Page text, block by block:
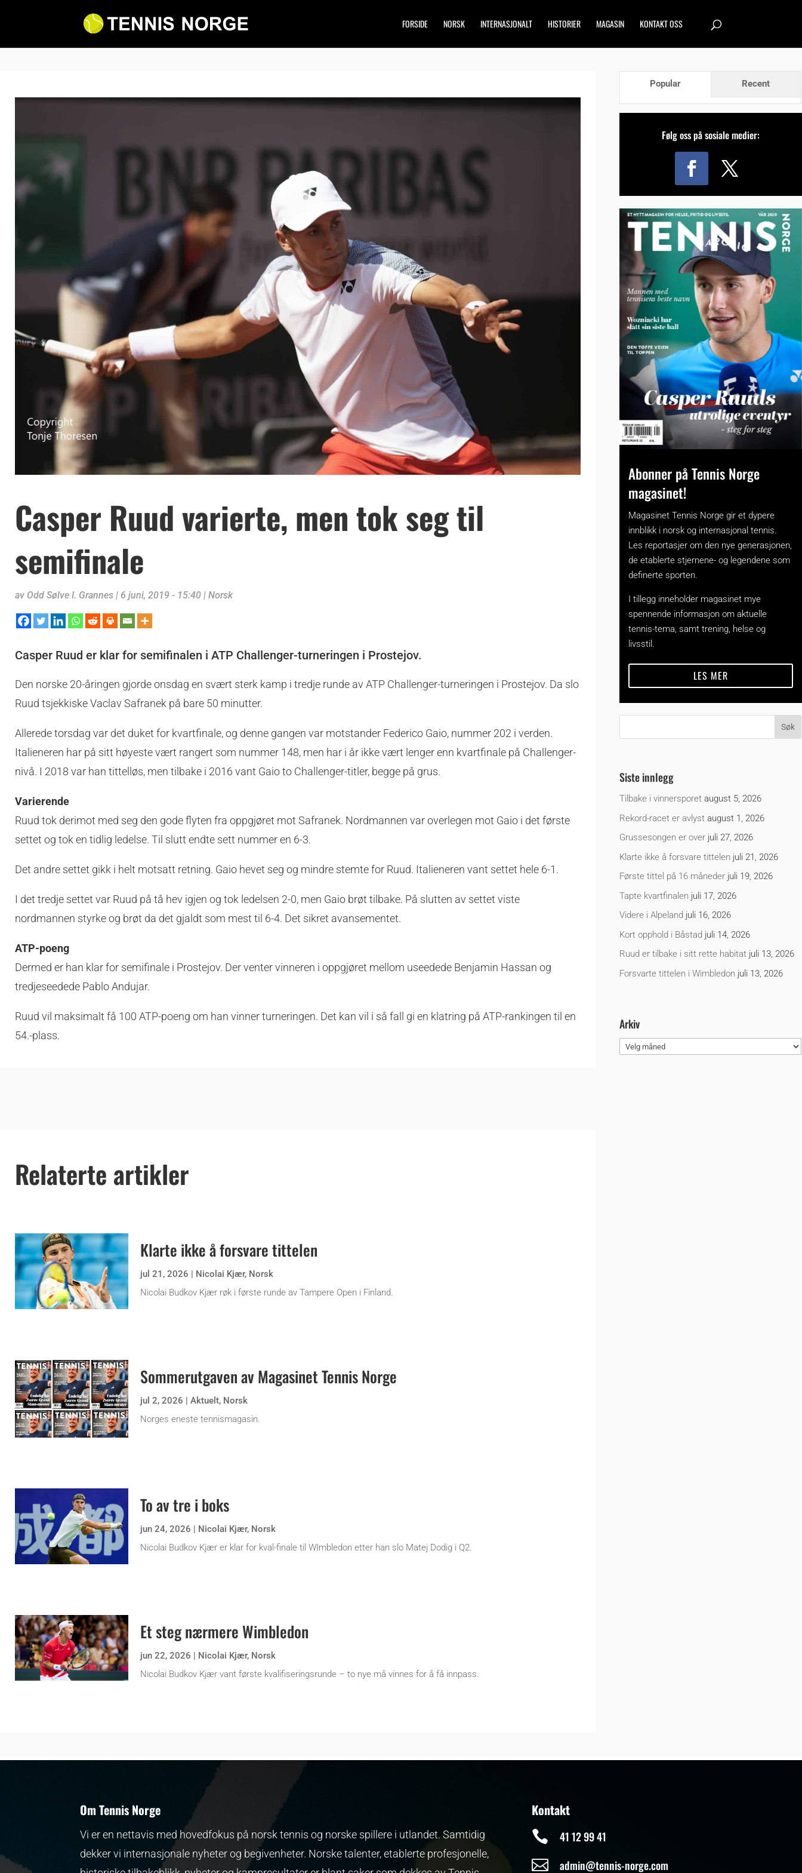
FORSIDE NORSK INTERNASJONALT HISTORIER MAGASIN KONTAKT OSS
Casper Ruud varierte, men tok seg til
semifinale
av Odd Sølve I. Grannes | 6 juni, 2019 - 15:40 | Norsk
Casper Ruud er klar for semifinalen i ATP Challenger-turneringen i Prostejov.
Den norske 20-åringen gjorde onsdag en svært sterk kamp i tredje runde av ATP Challenger-turneringen i Prostejov. Da slo
Ruud tsjekkiske Vaclav Safranek på bare 50 minutter.
Allerede torsdag var det duket for kvartfinale, og denne gangen var motstander Federico Gaio, nummer 202 i verden.
Italieneren har på sitt høyeste vært rangert som nummer 148, men har i år ikke vært lenger enn kvartfinale på Challenger-
nivå. I 2018 var han tittelløs, men tilbake i 2016 vant Gaio to Challenger-titler, begge på grus.
Varierende
Ruud tok derimot med seg den gode flyten fra oppgjøret mot Safranek. Nordmannen var overlegen mot Gaio i det første
settet og tok en tidlig ledelse. Til slutt endte sett nummer en 6-3.
Det andre settet gikk i helt motsatt retning. Gaio hevet seg og mindre stemte for Ruud. Italieneren vant settet hele 6-1.
I det tredje settet var Ruud på tå hev igjen og tok ledelsen 2-0, men Gaio brøt tilbake. På slutten av settet viste
nordmannen styrke og brøt da det gjaldt som mest til 6-4. Det sikret avansementet.
ATP-poeng
Dermed er han klar for semifinale i Prostejov. Der venter vinneren i oppgjøret mellom useedede Benjamin Hassan og
tredjeseedede Pablo Andujar.
Ruud vil maksimalt få 100 ATP-poeng om han vinner turneringen. Det kan vil i så fall gi en klatring på ATP-rankingen til en
54.-plass.
Relaterte artikler
Klarte ikke å forsvare tittelen
jul 21, 2026 | Nicolai Kjær, Norsk
Nicolai Budkov Kjær røk i første runde av Tampere Open i Finland.
Sommerutgaven av Magasinet Tennis Norge
jul 2, 2026 | Aktuelt, Norsk
Norges eneste tennismagasin.
To av tre i boks
jun 24, 2026 Nicolai Kjær, Norsk
Nicolai Budkov Kjær er klar for kval-finale til WImbledon etter han slo Matej Dodig i Q2.
Et steg nærmere Wimbledon
jun 22, 2026 | Nicolai Kjær, Norsk
Nicolai Budkov Kjær vant første kvalifiseringsrunde – to nye må vinnes for å få innpass.
Popular Recent
Følg oss på sosiale medier:
Abonner på Tennis Norge
magasinet!
Magasinet Tennis Norge gir et dypere
innblikk i norsk og internasjonal tennis.
Les reportasjer om den nye generasjonen,
de etablerte stjernene- og legendene som
definerte sporten.
I tillegg inneholder magasinet mye
spennende informasjon om aktuelle
tennis-tema, samt trening, helse og
livsstil.
LES MER
Siste innlegg
Tilbake i vinnersporet august 5, 2026
Rekord-racet er avlyst august 1, 2026
Grussesongen er over juli 27, 2026
Klarte ikke å forsvare tittelen juli 21, 2026
Første tittel på 16 måneder juli 19, 2026
Tapte kvartfinalen juli 17, 2026
Videre i Alpeland juli 16, 2026
Kort opphold i Båstad juli 14, 2026
Ruud er tilbake i sitt rette habitat juli 13, 2026
Forsvarte tittelen i Wimbledon juli 13, 2026
Arkiv
Arkiv
Om Tennis Norge
Vi er en nettavis med hovedfokus på norsk tennis og norske spillere i utlandet. Samtidig
dekker vi internasjonale nyheter og begivenheter. Norske talenter, etablerte profesjonelle,
Kontakt
 41 12 99 41
 admin@tennis-norge.com